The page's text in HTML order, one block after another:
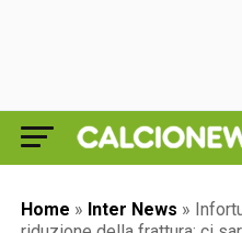
Home » Inter News »